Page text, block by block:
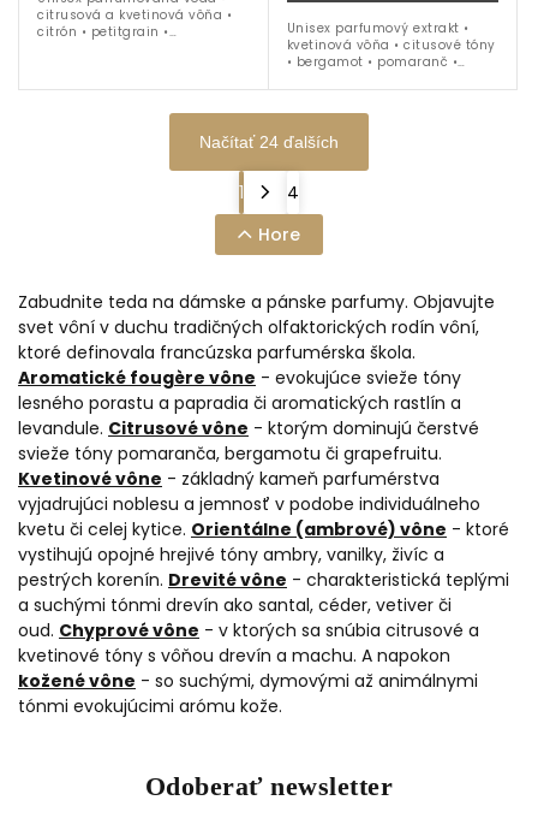
citrusová a kvetinová vôňa •
citrón • petitgrain •
Unisex parfumový extrakt •
kvetinová vôňa • citusové tóny
• bergamot • pomaranč •
leto • 100 ml
Načítať 24 ďalších
1
4
Hore
Zabudnite teda na dámske a pánske parfumy. Objavujte
svet vôní v duchu tradičných olfaktorických rodín vôní,
ktoré definovala francúzska parfumérska škola.
Aromatické fougère vône - evokujúce svieže tóny
lesného porastu a papradia či aromatických rastlín a
levandule. Citrusové vône - ktorým dominujú čerstvé
svieže tóny pomaranča, bergamotu či grapefruitu.
Kvetinové vône - základný kameň parfumérstva
vyjadrujúci noblesu a jemnosť v podobe individuálneho
kvetu či celej kytice. Orientálne (ambrové) vône - ktoré
vystihujú opojné hrejivé tóny ambry, vanilky, živíc a
pestrých korenín. Drevité vône - charakteristická teplými
a suchými tónmi drevín ako santal, céder, vetiver či
oud. Chyprové vône - v ktorých sa snúbia citrusové a
kvetinové tóny s vôňou drevín a machu. A napokon
kožené vône - so suchými, dymovými až animálnymi
tónmi evokujúcimi arómu kože.
Odoberať newsletter